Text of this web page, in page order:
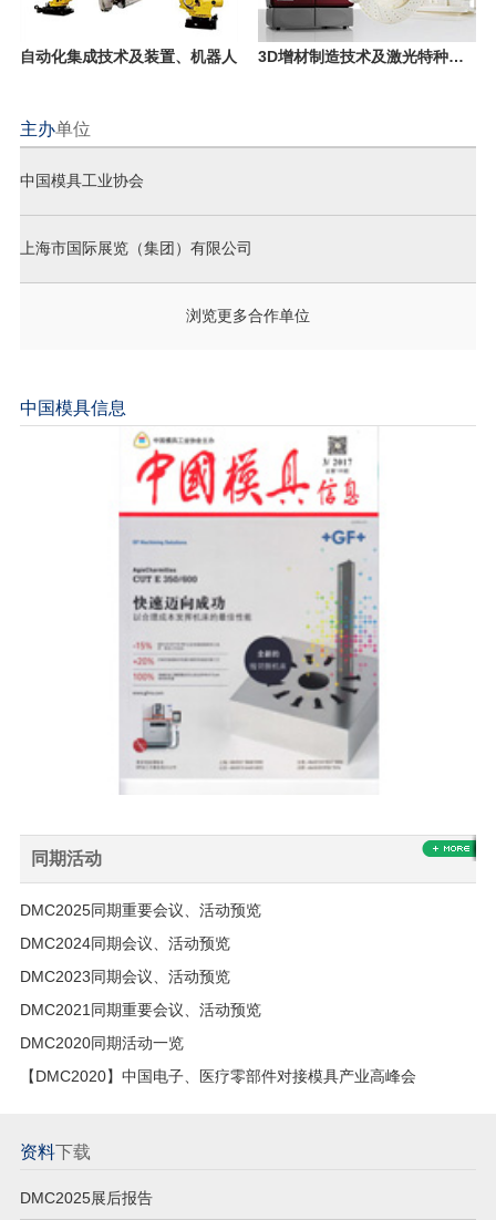
自动化集成技术及装置、机器人 3D增材制造技术及激光特种加工技术
主办单位
中国模具工业协会
上海市国际展览（集团）有限公司
浏览更多合作单位
中国模具信息
同期活动
DMC2025同期重要会议、活动预览
DMC2024同期会议、活动预览
DMC2023同期会议、活动预览
DMC2021同期重要会议、活动预览
DMC2020同期活动一览
【DMC2020】中国电子、医疗零部件对接模具产业高峰会
资料下载
DMC2025展后报告